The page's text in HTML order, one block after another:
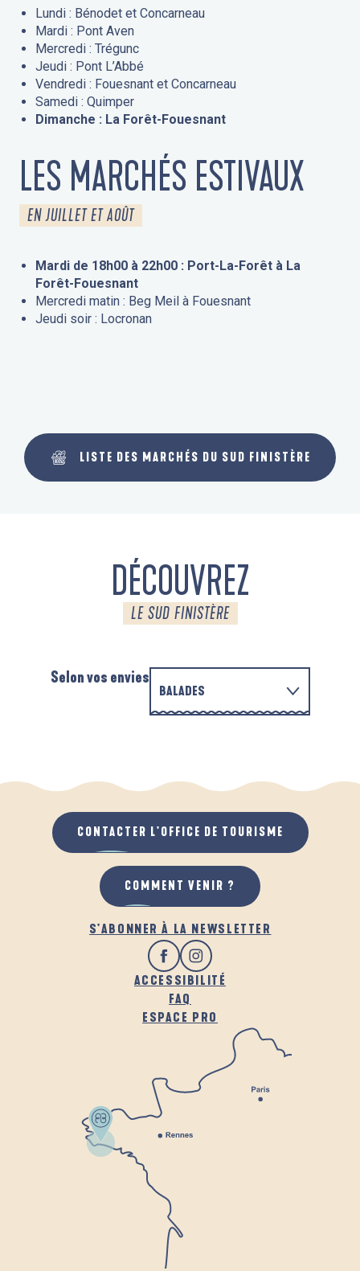
Lundi : Bénodet et Concarneau
Mardi : Pont Aven
Mercredi : Trégunc
Jeudi : Pont L’Abbé
Vendredi : Fouesnant et Concarneau
Samedi : Quimper
Dimanche : La Forêt-Fouesnant
LES MARCHÉS ESTIVAUX
EN JUILLET ET AOÛT
Mardi de 18h00 à 22h00 : Port-La-Forêt à La
Forêt-Fouesnant
Mercredi matin : Beg Meil à Fouesnant
Jeudi soir : Locronan
LISTE DES MARCHÉS DU SUD FINISTÈRE
DÉCOUVREZ
LE SUD FINISTÈRE
Selon vos envies
BALADES
QUAND IL PLEUT
AU GRAND AIR
S'ABONNER À LA NEWSLETTER
ACCESSIBILITÉ
FAQ
ESPACE PRO
CONTACTER L'OFFICE DE TOURISME
COMMENT VENIR ?